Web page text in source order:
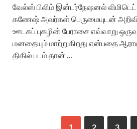
வேல்ஸ் பிலிம் இன்டர்நேஷனல் லிமிடெட்
கணேஷ் அவர்கள் பெருமையுடன்
ஊடகப் புகழின் பேராசை எவ்வாறு
மனதையும் மாற்றுகிறது என்பதை
திகில் படம் தான் …
1 2 3